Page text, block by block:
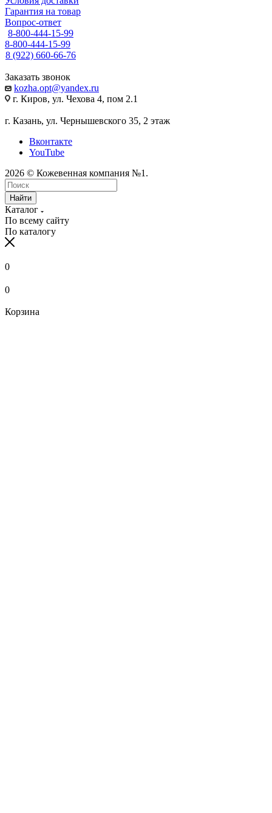
Гарантия на товар
Вопрос-ответ
8-800-444-15-99
8-800-444-15-99
8 (922) 660-66-76
Заказать звонок
kozha.opt@yandex.ru
г. Киров, ул. Чехова 4, пом 2.1
г. Казань, ул. Чернышевского 35, 2 этаж
Вконтакте
YouTube
2026 © Кожевенная компания №1.
Найти
Каталог
По всему сайту
По каталогу
0
0
Корзина